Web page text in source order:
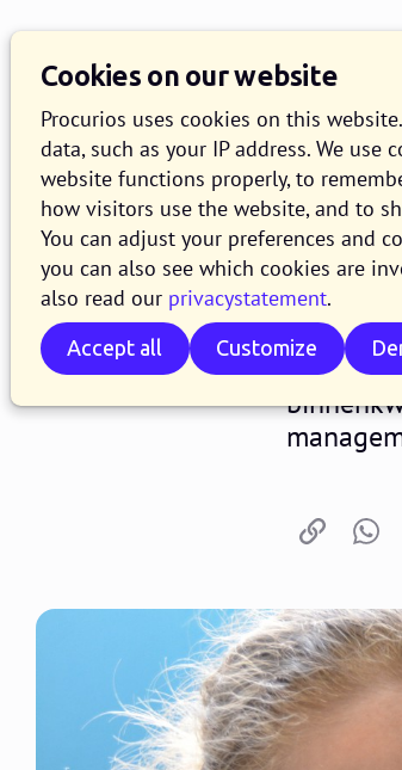
Cookies on our website
Procurios uses cookies on this
data, such as your IP address. We use
website functions properly, to
how visitors use the website, and to
You can adjust your preferences and
you can also see which cookies are
also read our privacystatement.
Accept all Customize
27 JUNE 2019
In onze
visie op
Copy link